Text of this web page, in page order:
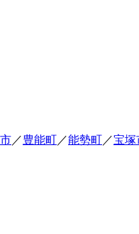
／豊能町／能勢町／宝塚